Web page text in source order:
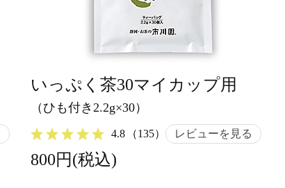
いっぷく茶30マイカップ用
（ひも付き2.2g×30）
4.8 （135） レビューを見る
800円(税込)